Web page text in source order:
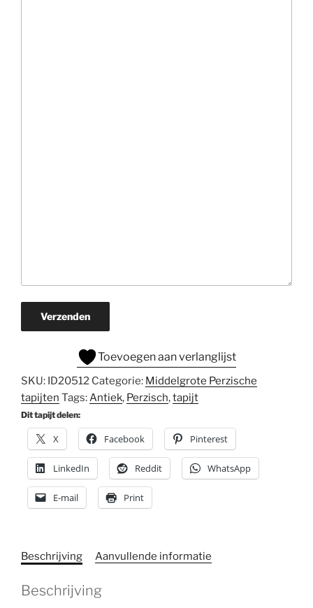
Verzenden
Toevoegen aan verlanglijst
SKU: ID20512 Categorie: Middelgrote Perzische
tapijten Tags:Antiek, Perzisch,tapijt
Dit tapijt delen:
X Facebook Pinterest
LinkedIn Reddit WhatsApp
E-mail Print
Beschrijving Aanvullende informatie
Beschrijving